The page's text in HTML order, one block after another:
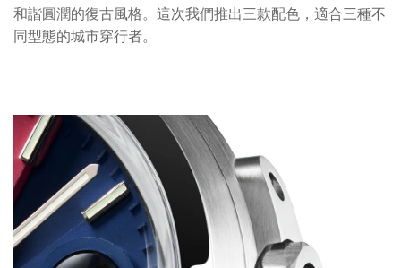
和諧圓潤的復古風格。這次我們推出三款配色，適合三種不
同型態的城市穿行者。